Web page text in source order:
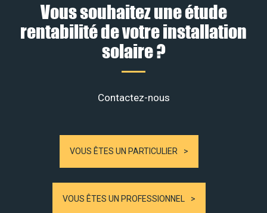
Vous souhaitez une étude
rentabilité de votre installation
solaire ?
Contactez-nous
VOUS ÊTES UN PARTICULIER
VOUS ÊTES UN PROFESSIONNEL